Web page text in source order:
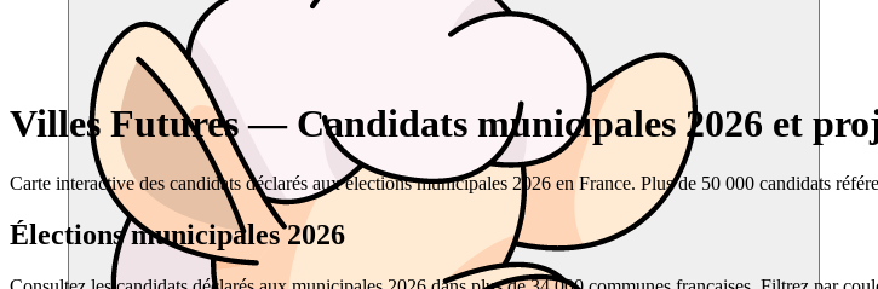
Villes Futures — Candidats municipales 2026 et
Carte interactive des candidats déclarés aux élections municipales 2026 en France. Plus de 50 000 candidats
Élections municipales 2026